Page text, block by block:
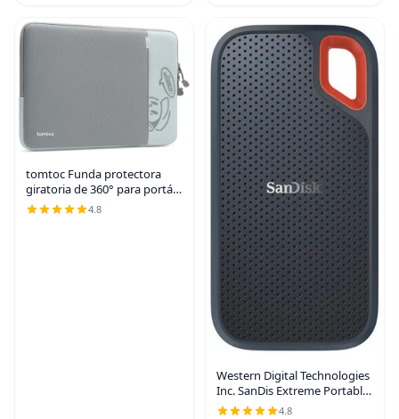
tomtoc Funda protectora
giratoria de 360° para portátil
de 13 pulgadas, nuevo
MacBook Air M4/A3240 2025,
4.8
Western Digital Technologies
Inc. SanDis Extreme Portable
SSD
4.8